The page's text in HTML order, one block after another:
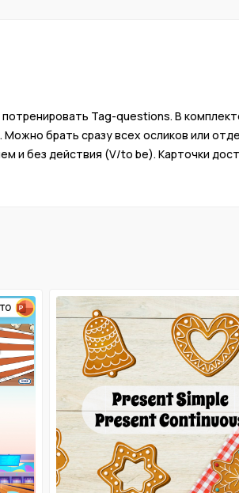
Tag-questions. В
брать сразу всех осликов или
и без действия (V/to be). Карточки